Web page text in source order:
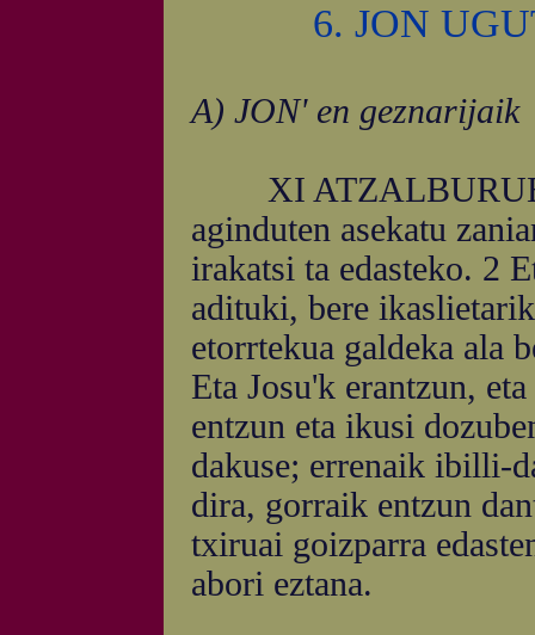
6. JON
A) JON' en geznarijaik
XI
aginduten asekatu
irakatsi ta edasteko. 2
adituki, bere
etorrtekua galdeka ala
Eta Josu'k erantzun,
entzun eta ikusi
dakuse; errenaik ibilli-
dira, gorraik entzun
txiruai goizparra
abori eztana.